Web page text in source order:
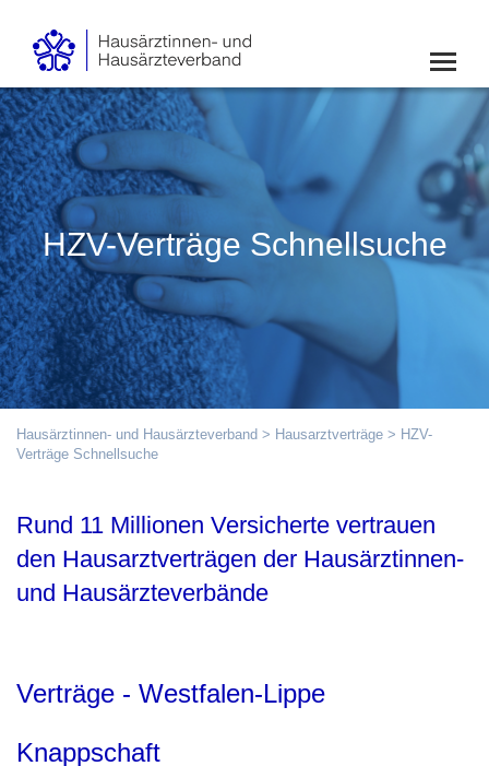
HZV-Verträge Schnellsuche
Hausärztinnen- und Hausärzteverband > Hausarztverträge > HZV-
Verträge Schnellsuche
Rund 11 Millionen Versicherte vertrauen
den Hausarztverträgen der Hausärztinnen-
und Hausärzteverbände
Verträge - Westfalen-Lippe
Knappschaft